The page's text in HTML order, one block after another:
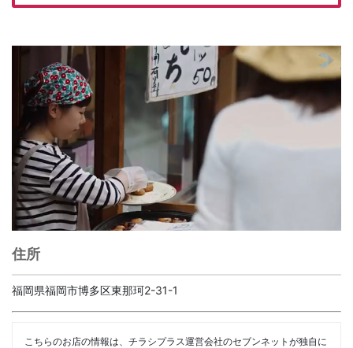
住所
福岡県福岡市博多区東那珂2-31-1
こちらのお店の情報は、チラシプラス運営会社のセブンネットが独自に